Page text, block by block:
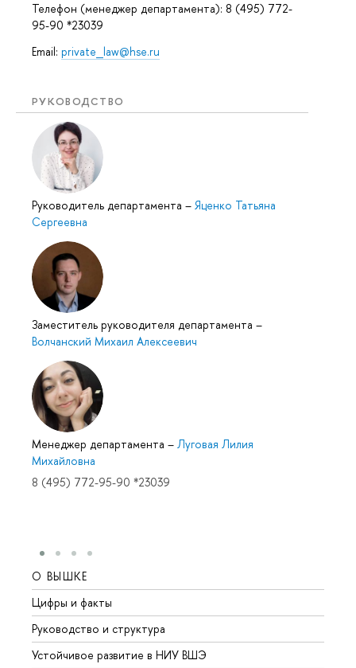
Телефон (менеджер департамента): 8 (495) 772-
95-90 *23039
Email: private_law@hse.ru
РУКОВОДСТВО
Руководитель департамента – Яценко Татьяна
Сергеевна
Заместитель руководителя департамента –
Волчанский Михаил Алексеевич
Менеджер департамента – Луговая Лилия
Михайловна
8 (495) 772-95-90 *23039
О ВЫШКЕ
Цифры и факты
Руководство и структура
Устойчивое развитие в НИУ ВШЭ